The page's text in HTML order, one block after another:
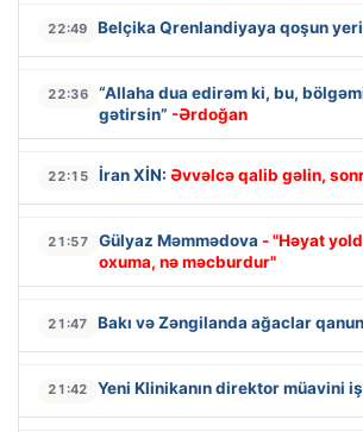
22:49 Belçika Qrenlandiyaya qoşun
22:36
“Allaha dua edirəm ki, bu,
gətirsin” -Ərdoğan
22:15 İran XİN: Əvvəlcə qalib gəlin,
21:57 Gülyaz Məmmədova - "Həyat
oxuma, nə məcburdur"
21:47 Bakı və Zəngilanda ağaclar
21:42 Yeni Klinikanın direktor müavini